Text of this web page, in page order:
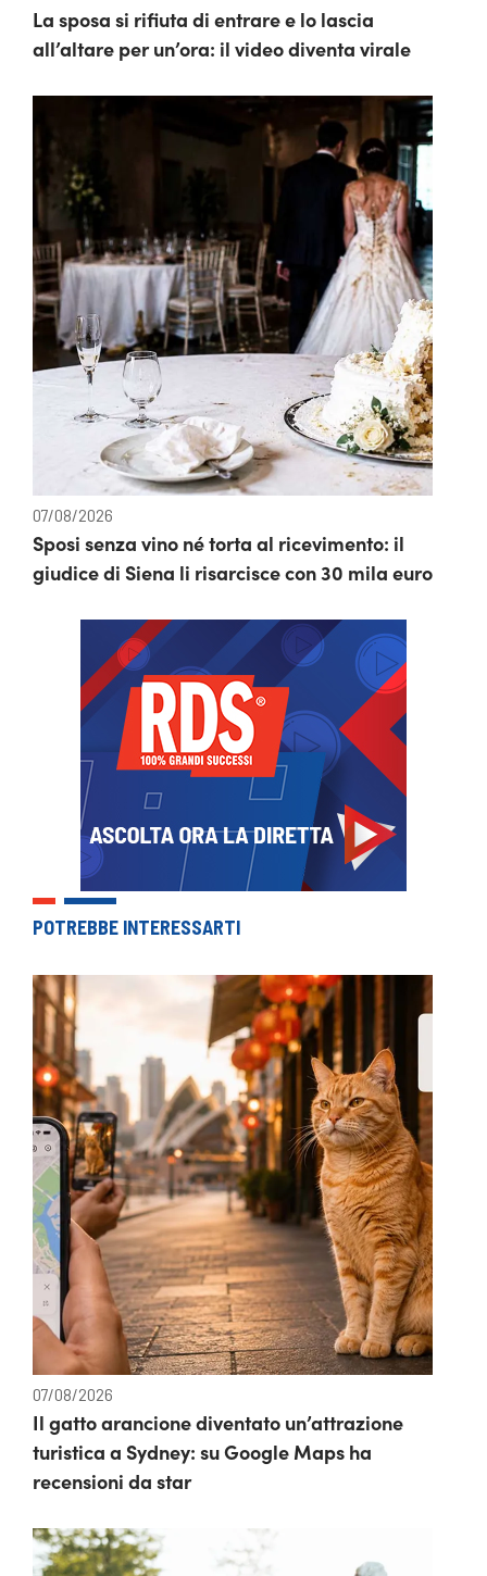
La sposa si rifiuta di entrare e lo lascia
all’altare per un’ora: il video diventa virale
07/08/2026
Sposi senza vino né torta al ricevimento: il
giudice di Siena li risarcisce con 30 mila euro
POTREBBE INTERESSARTI
07/08/2026
Il gatto arancione diventato un’attrazione
turistica a Sydney: su Google Maps ha
recensioni da star